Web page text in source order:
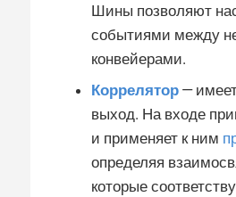
Шины позволяют
событиями между
конвейерами.
Коррелятор —
выход. На входе
и применяет к ним
определяя
которые